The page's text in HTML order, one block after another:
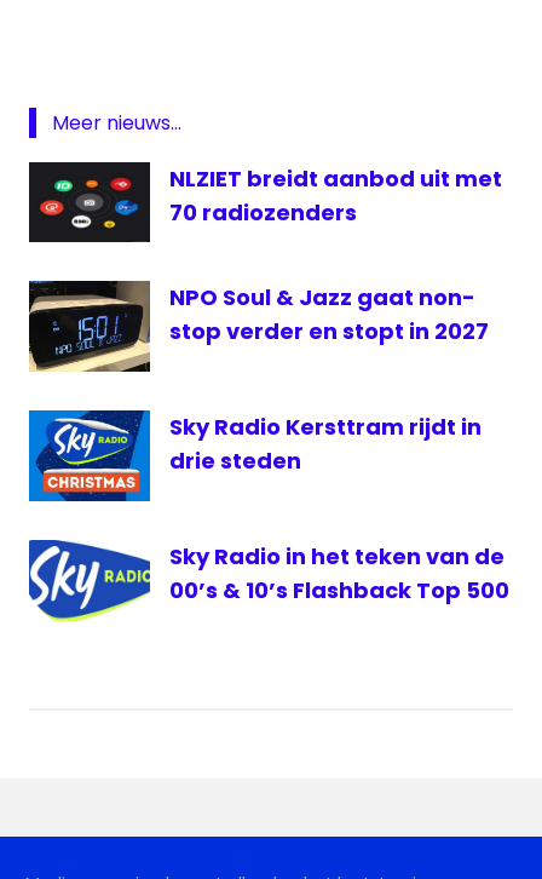
Luistercijfers
Radio
Meer nieuws...
NLZIET breidt aanbod uit met
70 radiozenders
NPO Soul & Jazz gaat non-
stop verder en stopt in 2027
Sky Radio Kersttram rijdt in
drie steden
Sky Radio in het teken van de
00’s & 10’s Flashback Top 500